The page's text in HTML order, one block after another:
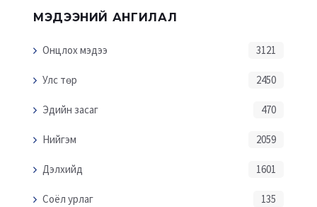
МЭДЭЭНИЙ АНГИЛАЛ
Онцлох мэдээ 3121
Улс төр 2450
Эдийн засаг 470
Нийгэм 2059
Дэлхийд 1601
Соёл урлаг 135